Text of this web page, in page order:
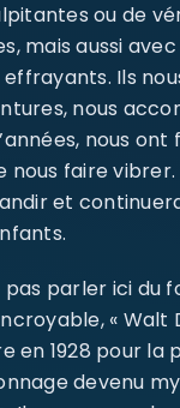
ou de
mais aussi avec
Ils
nous
nous
nous faire vibrer.
et
parler ici du
« Walt
en 1928 pour la
devenu